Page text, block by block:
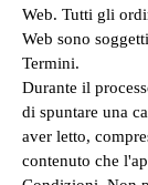
Web. Tutti gli
Web sono
Termini.
Durante il
di spuntare una
aver letto,
contenuto che